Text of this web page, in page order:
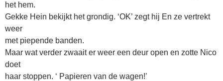
het hem.
Gekke Hein bekijkt het grondig. ‘OK’ zegt hij En ze vertrekt
weer
met piepende banden.
Maar wat verder zwaait er weer een deur open en zotte Nico
doet
haar stoppen. ‘ Papieren van de wagen!’